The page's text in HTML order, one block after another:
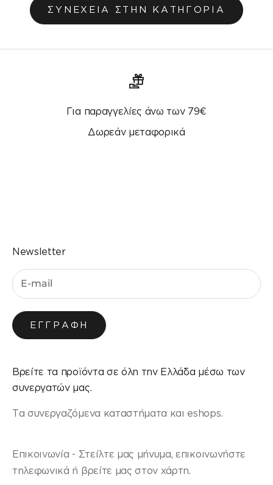
ΣΥΝΕΧΕΙΑ ΣΤΗΝ ΚΑΤΗΓΟΡΙΑ
Για παραγγελίες άνω των 79€
Δωρεάν μεταφορικά
Newsletter
ΕΓΓΡΑΦΉ
Βρείτε τα προϊόντα σε όλη την Ελλάδα μέσω των
συνεργατών μας.
Τα συνεργαζόμενα καταστήματα και eshops.
Επικοινωνία - Στείλτε μας μήνυμα, επικοινωνήστε
τηλεφωνικά ή βρείτε μας στον χάρτη.